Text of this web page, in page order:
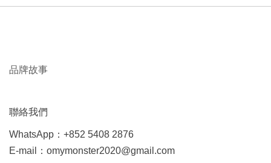
品牌故事
聯絡我們
WhatsApp：+852 5408 2876
E-mail：omymonster2020@gmail.com